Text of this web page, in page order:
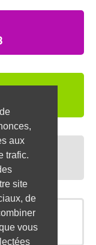
aux
trafic.
site
de
vous